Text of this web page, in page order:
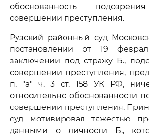
обоснованность
совершении преступления.
Рузский районный суд
постановлении от 19
заключении под стражу Б.,
совершении преступления,
п. "а" ч. 3 ст. 158 УК РФ,
относительно обоснованности
совершении преступления.
суд мотивировал тяжестью
данными о личности Б.,